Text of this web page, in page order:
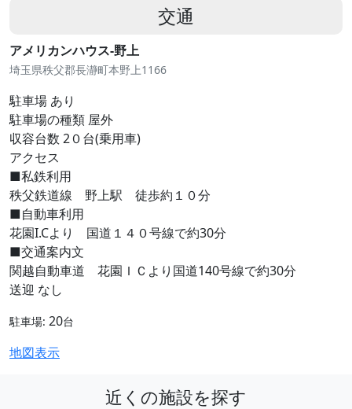
交通
アメリカンハウス-野上
埼玉県秩父郡長瀞町本野上1166
駐車場 あり
駐車場の種類 屋外
収容台数 2０台(乗用車)
アクセス
■私鉄利用
秩父鉄道線 野上駅 徒歩約１０分
■自動車利用
花園I.Cより 国道１４０号線で約30分
■交通案内文
関越自動車道 花園ＩＣより国道140号線で約30分
送迎 なし
駐車場: 20台
地図表示
近くの施設を探す